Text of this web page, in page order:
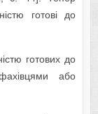
готові до
готових до
фахівцями або